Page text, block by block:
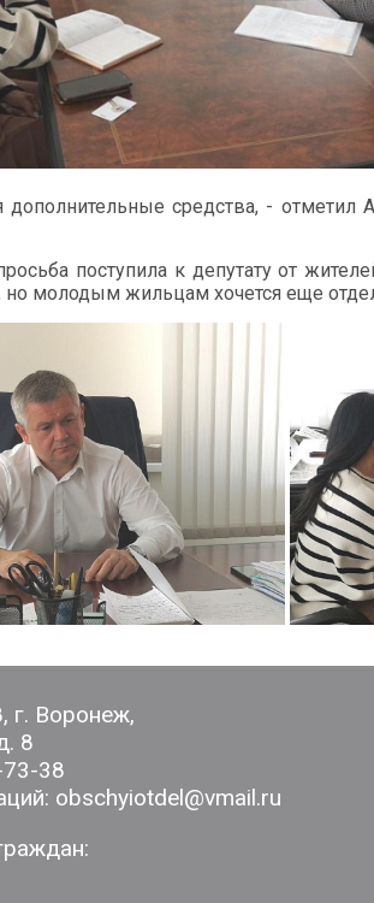
дополнительные средства, -
поступила к депутату от
но молодым жильцам хочется еще
г. Воронеж,
8
38
obschyiotdel@vmail.ru